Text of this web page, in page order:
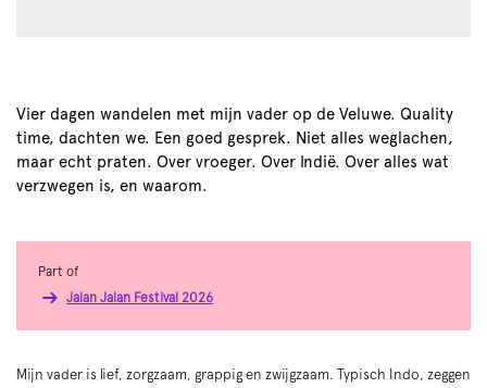
Vier dagen wandelen met mijn vader op de Veluwe. Quality
time, dachten we. Een goed gesprek. Niet alles weglachen,
maar echt praten. Over vroeger. Over Indië. Over alles wat
verzwegen is, en waarom.
Mijn vader is lief, zorgzaam, grappig en zwijgzaam. Typisch Indo, zeggen
Part of
Jalan Jalan Festival 2026